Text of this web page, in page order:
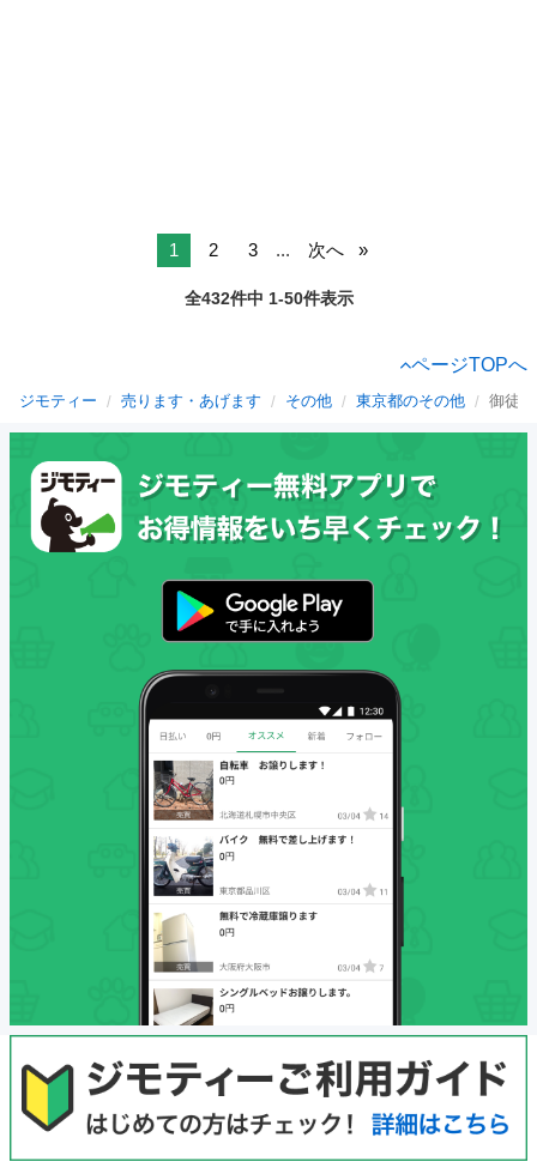
1 2 3 ... 次へ
全432件中 1-50件表示
ページTOPへ
ジモティー 売ります・あげます その他 東京都のその他 御徒